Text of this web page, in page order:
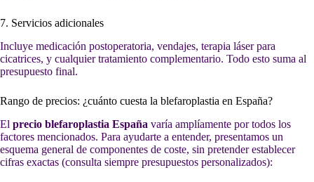
7. Servicios adicionales
Incluye medicación postoperatoria, vendajes, terapia láser para
cicatrices, y cualquier tratamiento complementario. Todo esto suma al
presupuesto final.
Rango de precios: ¿cuánto cuesta la blefaroplastia en España?
El precio blefaroplastia España varía amplíamente por todos los
factores mencionados. Para ayudarte a entender, presentamos un
esquema general de componentes de coste, sin pretender establecer
cifras exactas (consulta siempre presupuestos personalizados):